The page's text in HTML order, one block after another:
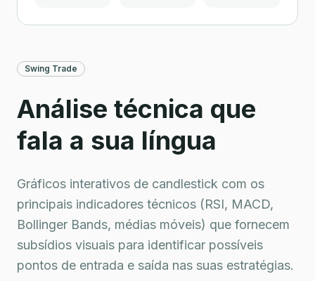
Swing Trade
Análise técnica que
fala a sua língua
Gráficos interativos de candlestick com os
principais indicadores técnicos (RSI, MACD,
Bollinger Bands, médias móveis) que fornecem
subsídios visuais para identificar possíveis
pontos de entrada e saída nas suas estratégias.